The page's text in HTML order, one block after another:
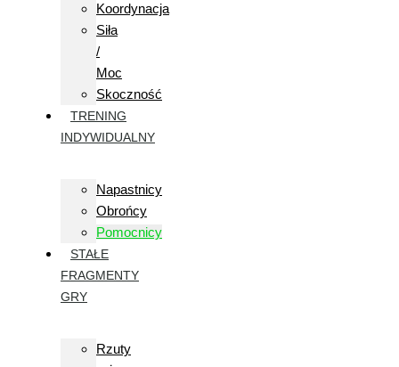
Koordynacja
Siła
/
Moc
Skoczność
TRENING
INDYWIDUALNY
Napastnicy
Obrońcy
Pomocnicy
STAŁE
FRAGMENTY
GRY
Rzuty